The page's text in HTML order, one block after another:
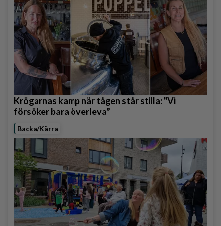
Krögarnas kamp när tågen står stilla: "Vi
försöker bara överleva”
Backa/Kärra